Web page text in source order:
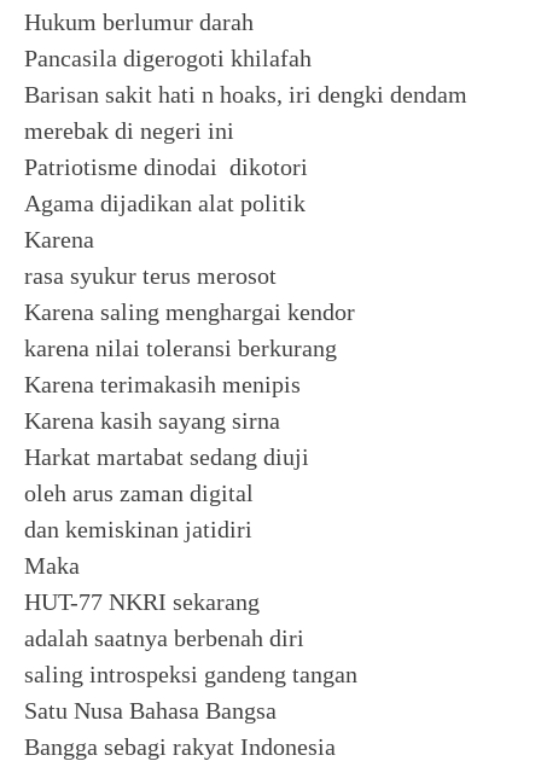
Hukum berlumur darah
Pancasila digerogoti khilafah
Barisan sakit hati n hoaks, iri dengki dendam
merebak di negeri ini
Patriotisme dinodai dikotori
Agama dijadikan alat politik
Karena
rasa syukur terus merosot
Karena saling menghargai kendor
karena nilai toleransi berkurang
Karena terimakasih menipis
Karena kasih sayang sirna
Harkat martabat sedang diuji
oleh arus zaman digital
dan kemiskinan jatidiri
Maka
HUT-77 NKRI sekarang
adalah saatnya berbenah diri
saling introspeksi gandeng tangan
Satu Nusa Bahasa Bangsa
Bangga sebagi rakyat Indonesia